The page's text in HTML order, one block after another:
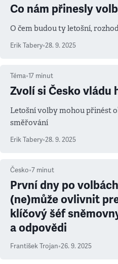
Co nám přinesly
O čem budou ty letošní,
Erik Tabery•28. 9. 2025
Téma•17 minut
Zvolí si Česko vládu
Letošní volby mohou přinést obrat
směřování
Erik Tabery•28. 9. 2025
Česko•7 minut
První dny po
(ne)může ovlivnit
klíčový šéf
a odpovědi
František Trojan•26. 9. 2025